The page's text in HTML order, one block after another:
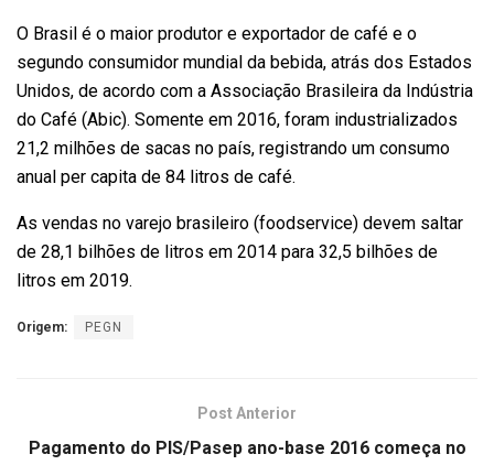
O Brasil é o maior produtor e exportador de café e o
segundo consumidor mundial da bebida, atrás dos Estados
Unidos, de acordo com a Associação Brasileira da Indústria
do Café (Abic). Somente em 2016, foram industrializados
21,2 milhões de sacas no país, registrando um consumo
anual per capita de 84 litros de café.
As vendas no varejo brasileiro (foodservice) devem saltar
de 28,1 bilhões de litros em 2014 para 32,5 bilhões de
litros em 2019.
Origem: PEGN
Post Anterior
Pagamento do PIS/Pasep ano-base 2016 começa no